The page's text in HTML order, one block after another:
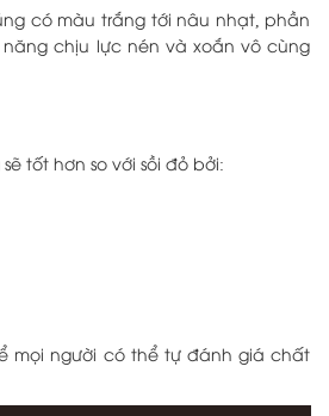
có màu trắng tới nâu nhạt, phần
chịu lực nén và xoắn vô cùng
tốt hơn so với sồi đỏ bởi:
mọi người có thể tự đánh giá chất